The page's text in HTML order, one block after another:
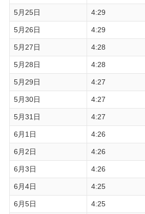
5月25日 4:29
5月26日 4:29
5月27日 4:28
5月28日 4:28
5月29日 4:27
5月30日 4:27
5月31日 4:27
6月1日 4:26
6月2日 4:26
6月3日 4:26
6月4日 4:25
6月5日 4:25